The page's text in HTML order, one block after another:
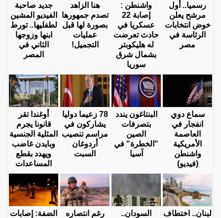
رسميا.. أول
مرشح يعلن
خوض انتخابات
الرئاسة في
مصر
واشنطن :
إصابة 22
عسكريا في
حادث تعرضت
له هليكوبتر
بشمال شرق
سوريا
هنا الزاهد
تصدم جمهورها
بصورة لها قبل
عمليات
التجميل!
جديد صاحبة
الفيديو المشين
لطفليها.. تورط
ابنها وزوجها
الثاني في
المصر
سماع دوي
انفجار في
العاصمة
الأمريكية
واشنطن
(فيديو)
البنتاغون يندد
بتصرفات
الصين
"الخطرة" في
آسيا
78 زعيما دوليا
يشاركون في
مراسم تنصيب
أردوغان
السبت
أوغندا تقر
قانونا يجرم
المثلية الجنسية
وبايدن غاضب
ويهدد بقطع
المساعدات
لبنان.. اختطاف
السودان..
رغم انتصاره
الضفة: إصابات